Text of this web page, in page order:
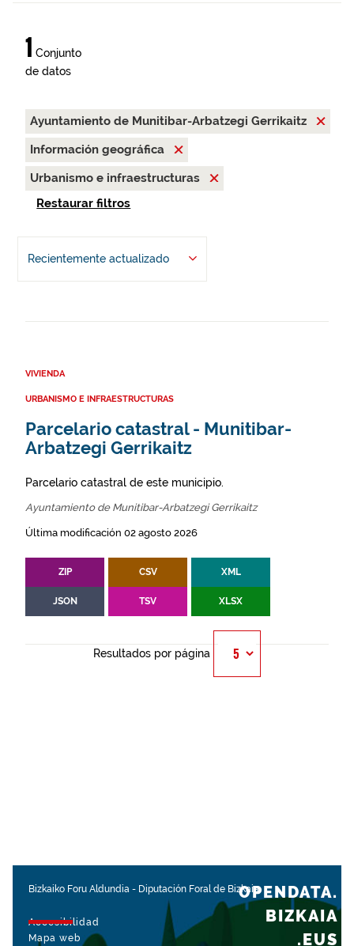
1 Conjunto
de datos
Ayuntamiento de Munitibar-Arbatzegi Gerrikaitz
Información geográfica
Urbanismo e infraestructuras
Restaurar filtros
Recientemente actualizado
VIVIENDA
URBANISMO E INFRAESTRUCTURAS
Parcelario catastral - Munitibar-
Arbatzegi Gerrikaitz
Parcelario catastral de este municipio.
Ayuntamiento de Munitibar-Arbatzegi Gerrikaitz
Última modificación 02 agosto 2026
ZIP CSV XML
JSON TSV XLSX
Resultados por página
Bizkaiko Foru Aldundia - Diputación Foral de Bizkaia
Accesibilidad
Mapa web
OPENDATA.
BIZKAIA
.EUS